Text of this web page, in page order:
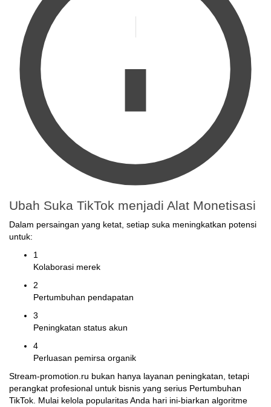
Ubah Suka TikTok menjadi Alat Monetisasi
Dalam persaingan yang ketat, setiap suka meningkatkan potensi
untuk:
1
Kolaborasi merek
2
Pertumbuhan pendapatan
3
Peningkatan status akun
4
Perluasan pemirsa organik
Stream-promotion.ru bukan hanya layanan peningkatan, tetapi
perangkat profesional untuk bisnis yang serius Pertumbuhan
TikTok. Mulai kelola popularitas Anda hari ini-biarkan algoritme